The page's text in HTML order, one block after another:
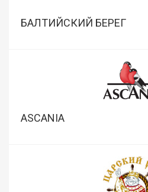
БАЛТИЙСКИЙ БЕРЕГ
ASCANIA